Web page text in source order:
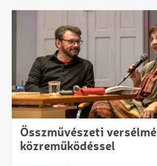
Összművészeti
közreműködéssel